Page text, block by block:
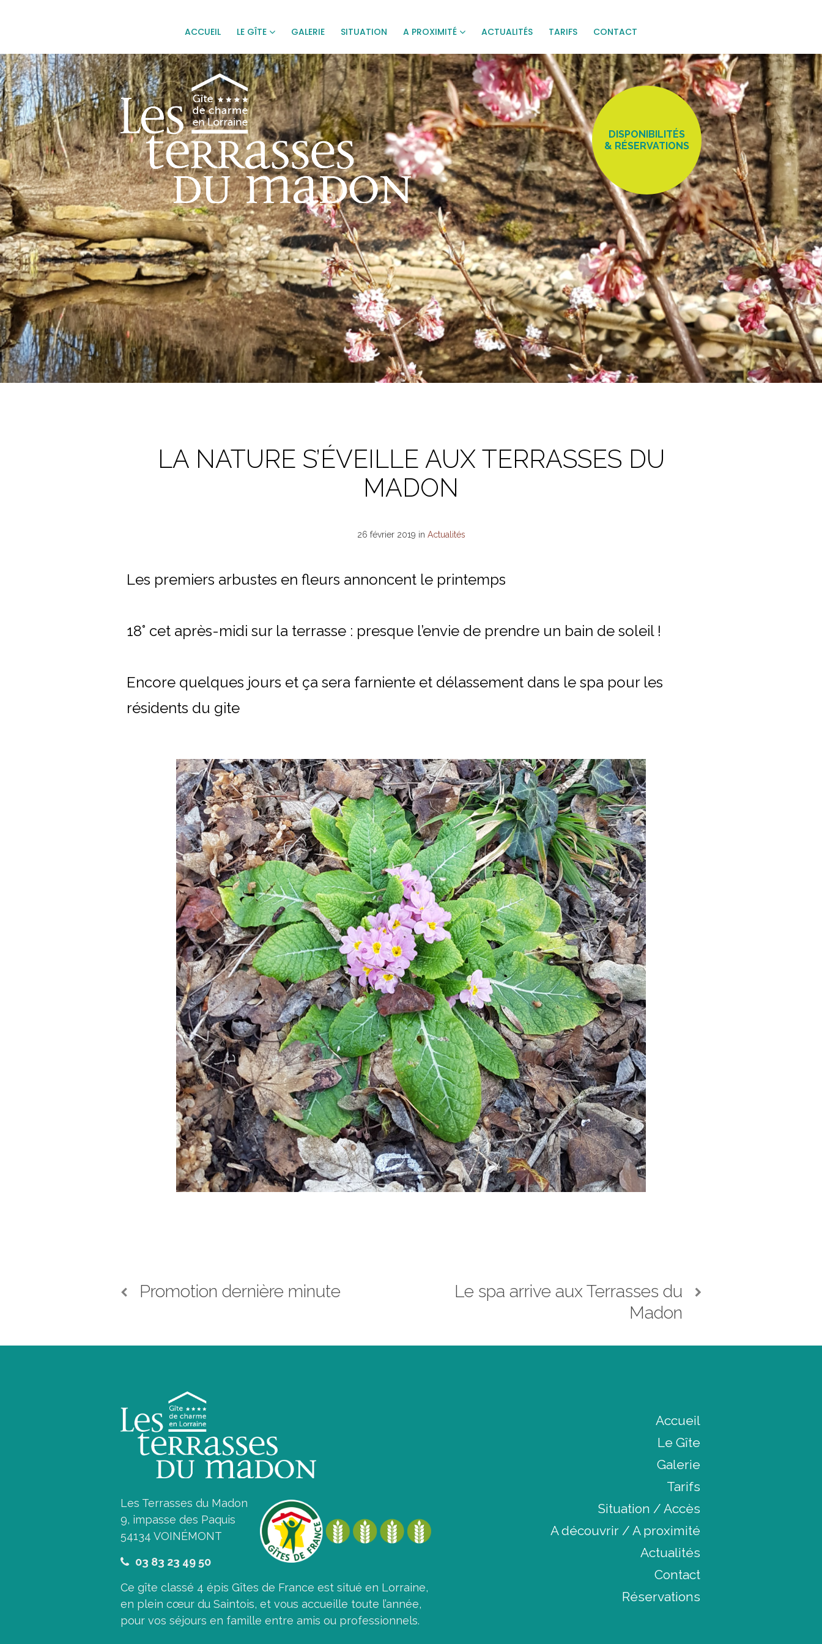
ACCUEIL LE GÎTE GALERIE SITUATION A PROXIMITÉ ACTUALITÉS TARIFS CONTACT
DISPONIBILITÉS
& RÉSERVATIONS
LA NATURE S’ÉVEILLE AUX TERRASSES DU
MADON
26 février 2019 in Actualités
Les premiers arbustes en fleurs annoncent le printemps
18° cet après-midi sur la terrasse : presque l’envie de prendre un bain de soleil !
Encore quelques jours et ça sera farniente et délassement dans le spa pour les
résidents du gite
Promotion dernière minute
Le spa arrive aux Terrasses du
Madon
Les Terrasses du Madon
9, impasse des Paquis
54134 VOINÉMONT
03 83 23 49 50
Ce gîte classé 4 épis Gîtes de France est situé en Lorraine,
en plein cœur du Saintois, et vous accueille toute l’année,
pour vos séjours en famille entre amis ou professionnels.
Accueil
Le Gîte
Galerie
Tarifs
Situation / Accès
A découvrir / A proximité
Actualités
Contact
Réservations